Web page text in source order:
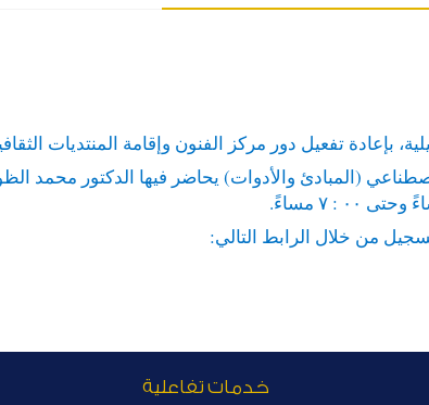
تفعيل دور مركز الفنون وإقامة المنتديات
(المبادئ والأدوات) يحاضر فيها الدكتور محمد
من خلال الرابط التالي:
خدمات تفاعلية